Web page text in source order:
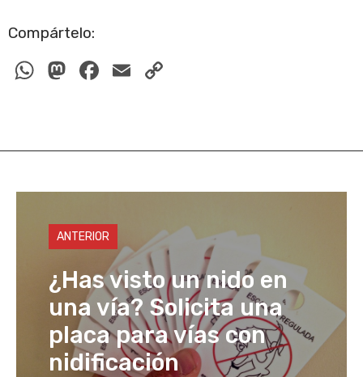
Compártelo:
W
s
p
p
M
o
o
n
F
e
o
o
k
E
y
n
k
ANTERIOR
¿Has visto un nido en
una vía? Solicita una
placa para vías con
nidificación